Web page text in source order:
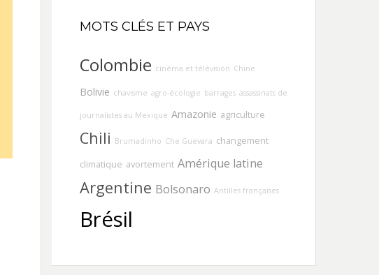
MOTS CLÉS ET PAYS
Colombie cinéma et télévision Chine
Bolivie chavisme agro-écologie barrages assassinats de
journalistes au Mexique Amazonie agriculture
Chili Brumadinho Che Guevara changement
climatique avortement Amérique latine
Argentine Bolsonaro Antilles françaises
Brésil